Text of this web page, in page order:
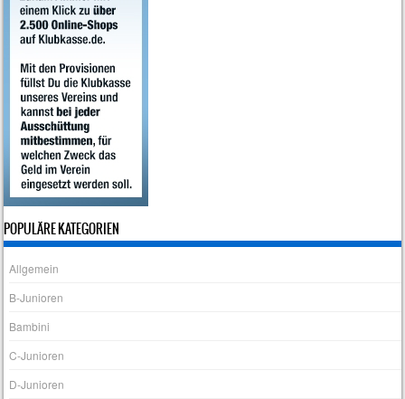
POPULÄRE KATEGORIEN
Allgemein
B-Junioren
Bambini
C-Junioren
D-Junioren